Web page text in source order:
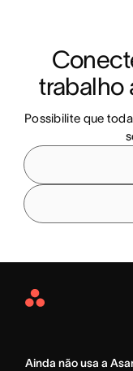
trabalho
Possibilite que
Asana
Ainda não usa a